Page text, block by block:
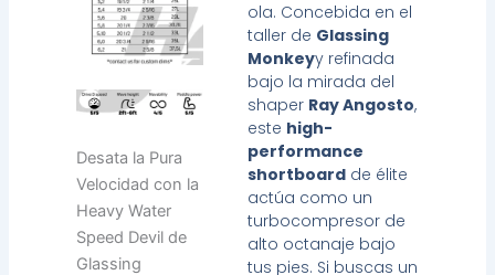
ola. Concebida en el
taller de Glassing
Monkeyy refinada
bajo la mirada del
shaper Ray Angosto,
este high-
performance
shortboard de élite
actúa como un
turbocompresor de
alto octanaje bajo
tus pies. Si buscas un
Desata la Pura
Velocidad con la
Heavy Water
Speed Devil de
Glassing